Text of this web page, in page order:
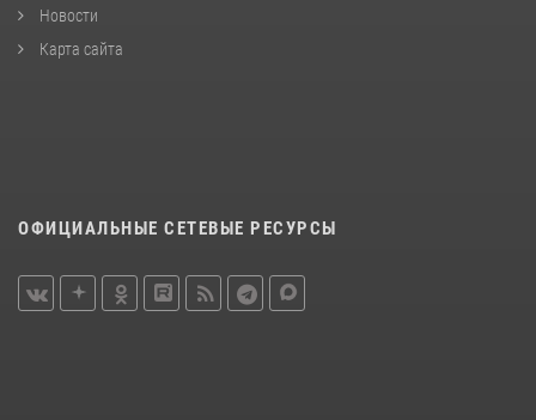
Новости
Карта сайта
ОФИЦИАЛЬНЫЕ СЕТЕВЫЕ РЕСУРСЫ